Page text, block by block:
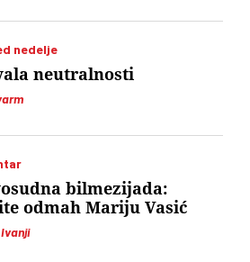
nedelje
neutralnosti
bilmezijada:
odmah Mariju Vasić